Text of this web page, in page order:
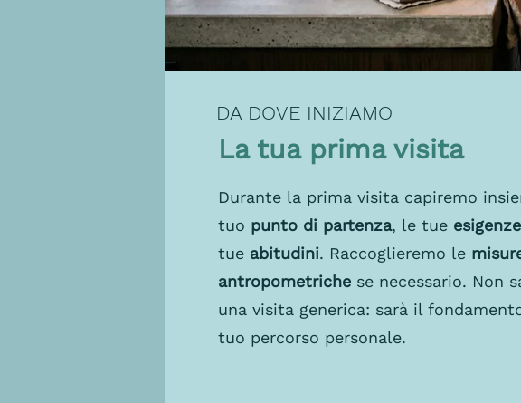
DA DOVE INIZIAMO
La tua prima visita
Durante la prima visita capiremo
tuo punto di partenza, le tue esigenze
tue abitudini. Raccoglieremo le
antropometriche se necessario. Non
una visita generica: sarà il
tuo percorso personale.